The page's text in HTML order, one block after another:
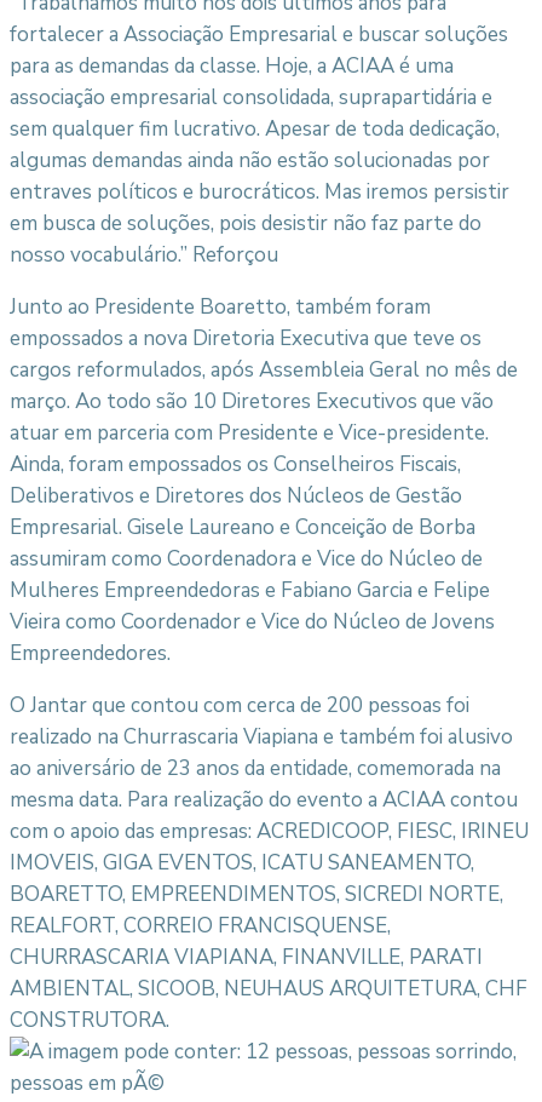
fortalecer a Associação Empresarial e buscar soluções
para as demandas da classe. Hoje, a ACIAA é uma
associação empresarial consolidada, suprapartidária e
sem qualquer fim lucrativo. Apesar de toda dedicação,
algumas demandas ainda não estão solucionadas por
entraves políticos e burocráticos. Mas iremos persistir
em busca de soluções, pois desistir não faz parte do
nosso vocabulário.” Reforçou
Junto ao Presidente Boaretto, também foram
empossados a nova Diretoria Executiva que teve os
cargos reformulados, após Assembleia Geral no mês de
março. Ao todo são 10 Diretores Executivos que vão
atuar em parceria com Presidente e Vice-presidente.
Ainda, foram empossados os Conselheiros Fiscais,
Deliberativos e Diretores dos Núcleos de Gestão
Empresarial. Gisele Laureano e Conceição de Borba
assumiram como Coordenadora e Vice do Núcleo de
Mulheres Empreendedoras e Fabiano Garcia e Felipe
Vieira como Coordenador e Vice do Núcleo de Jovens
Empreendedores.
O Jantar que contou com cerca de 200 pessoas foi
realizado na Churrascaria Viapiana e também foi alusivo
ao aniversário de 23 anos da entidade, comemorada na
mesma data. Para realização do evento a ACIAA contou
com o apoio das empresas: ACREDICOOP, FIESC, IRINEU
IMOVEIS, GIGA EVENTOS, ICATU SANEAMENTO,
BOARETTO, EMPREENDIMENTOS, SICREDI NORTE,
REALFORT, CORREIO FRANCISQUENSE,
CHURRASCARIA VIAPIANA, FINANVILLE, PARATI
AMBIENTAL, SICOOB, NEUHAUS ARQUITETURA, CHF
CONSTRUTORA.